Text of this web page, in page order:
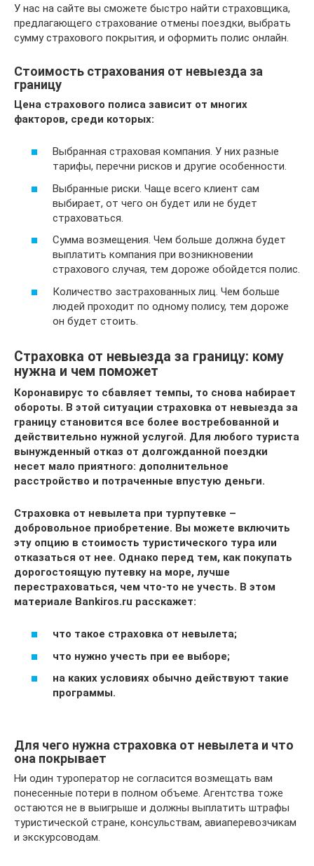
У нас на сайте вы сможете быстро найти страховщика,
предлагающего страхование отмены поездки, выбрать
сумму страхового покрытия, и оформить полис онлайн.
Стоимость страхования от невыезда за
границу
Цена страхового полиса зависит от многих
факторов, среди которых:
Выбранная страховая компания. У них разные
тарифы, перечни рисков и другие особенности.
Выбранные риски. Чаще всего клиент сам
выбирает, от чего он будет или не будет
страховаться.
Сумма возмещения. Чем больше должна будет
выплатить компания при возникновении
страхового случая, тем дороже обойдется полис.
Количество застрахованных лиц. Чем больше
людей проходит по одному полису, тем дороже
он будет стоить.
Страховка от невыезда за границу: кому
нужна и чем поможет
Коронавирус то сбавляет темпы, то снова набирает
обороты. В этой ситуации страховка от невыезда за
границу становится все более востребованной и
действительно нужной услугой. Для любого туриста
вынужденный отказ от долгожданной поездки
несет мало приятного: дополнительное
расстройство и потраченные впустую деньги.
Страховка от невылета при турпутевке –
добровольное приобретение. Вы можете включить
эту опцию в стоимость туристического тура или
отказаться от нее. Однако перед тем, как покупать
дорогостоящую путевку на море, лучше
перестраховаться, чем что-то не учесть. В этом
материале Bankiros.ru расскажет:
что такое страховка от невылета;
что нужно учесть при ее выборе;
на каких условиях обычно действуют такие
программы.
Для чего нужна страховка от невылета и что
она покрывает
Ни один туроператор не согласится возмещать вам
понесенные потери в полном объеме. Агентства тоже
остаются не в выигрыше и должны выплатить штрафы
туристической стране, консульствам, авиаперевозчикам
и экскурсоводам.